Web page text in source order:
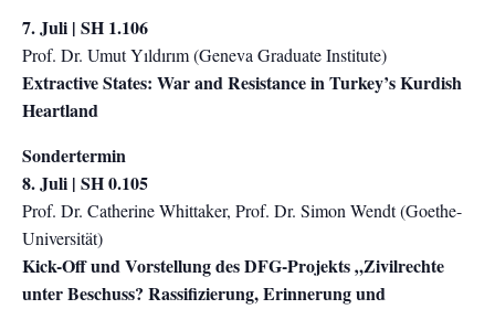
7. Juli | SH 1.106
Prof. Dr. Umut Yıldırım (Geneva Graduate Institute)
Extractive States: War and Resistance in Turkey’s Kurdish
Heartland
Sondertermin
8. Juli | SH 0.105
Prof. Dr. Catherine Whittaker, Prof. Dr. Simon Wendt (Goethe-
Universität)
Kick-Off und Vorstellung des DFG-Projekts „Zivilrechte
unter Beschuss? Rassifizierung, Erinnerung und